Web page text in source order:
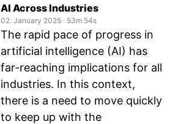
AI Across Industries
02. January 2025 ‧ 53m 54s
The rapid pace of progress in
artificial intelligence (AI) has
far-reaching implications for all
industries. In this context,
there is a need to move quickly
to keep up with the